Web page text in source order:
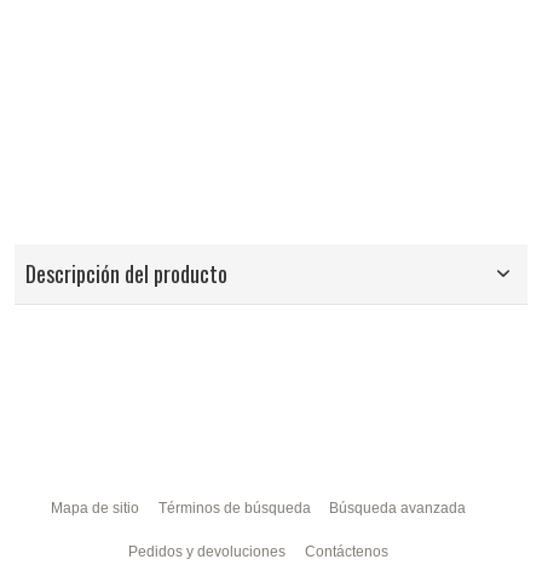
Descripción del producto
Mapa de sitio Términos de búsqueda Búsqueda avanzada
Pedidos y devoluciones Contáctenos